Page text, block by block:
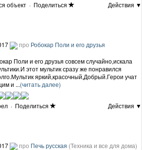
объект · Поделиться
Действия ▼
про Робокар Поли и его друзья
Поли и его друзья совсем случайно,искала
этот мультик сразу же понравился
яркий,красочный,Добрый.Герои учат
и ...(читать далее)
· Поделиться
Действия ▼
про Печь русская (Техника и все для дома)